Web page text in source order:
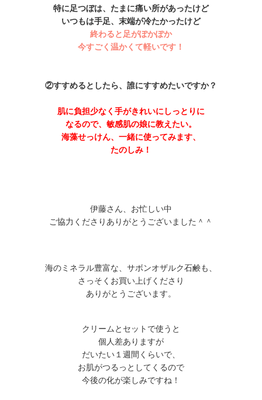
特に足つぼは、たまに痛い所があったけど
いつもは手足、末端が冷たかったけど
終わると足がぽかぽか
今すごく温かくて軽いです！
②すすめるとしたら、誰にすすめたいですか？
肌に負担少なく手がきれいにしっとりに
なるので、敏感肌の娘に教えたい。
海藻せっけん、一緒に使ってみます、
たのしみ！
伊藤さん、お忙しい中
ご協力くださりありがとうございました＾＾
海のミネラル豊富な、サボンオザルク石鹸も、
さっそくお買い上げくださり
ありがとうございます。
クリームとセットで使うと
個人差ありますが
だいたい１週間くらいで、
お肌がつるっとしてくるので
今後の化が楽しみですね！